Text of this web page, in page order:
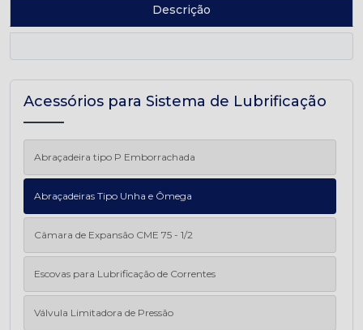
Descrição
Acessórios para Sistema de Lubrificação
Abraçadeira tipo P Emborrachada
Abraçadeiras Tipo Unha e Ômega
Câmara de Expansão CME 75 - 1/2
Escovas para Lubrificação de Correntes
Válvula Limitadora de Pressão